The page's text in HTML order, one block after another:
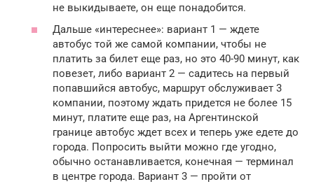
не выкидываете, он еще понадобится.
Дальше «интереснее»: вариант 1 — ждете
автобус той же самой компании, чтобы не
платить за билет еще раз, но это 40-90 минут, как
повезет, либо вариант 2 — садитесь на первый
попавшийся автобус, маршрут обслуживает 3
компании, поэтому ждать придется не более 15
минут, платите еще раз, на Аргентинской
границе автобус ждет всех и теперь уже едете до
города. Попросить выйти можно где угодно,
обычно останавливается, конечная — терминал
в центре города. Вариант 3 — пройти от